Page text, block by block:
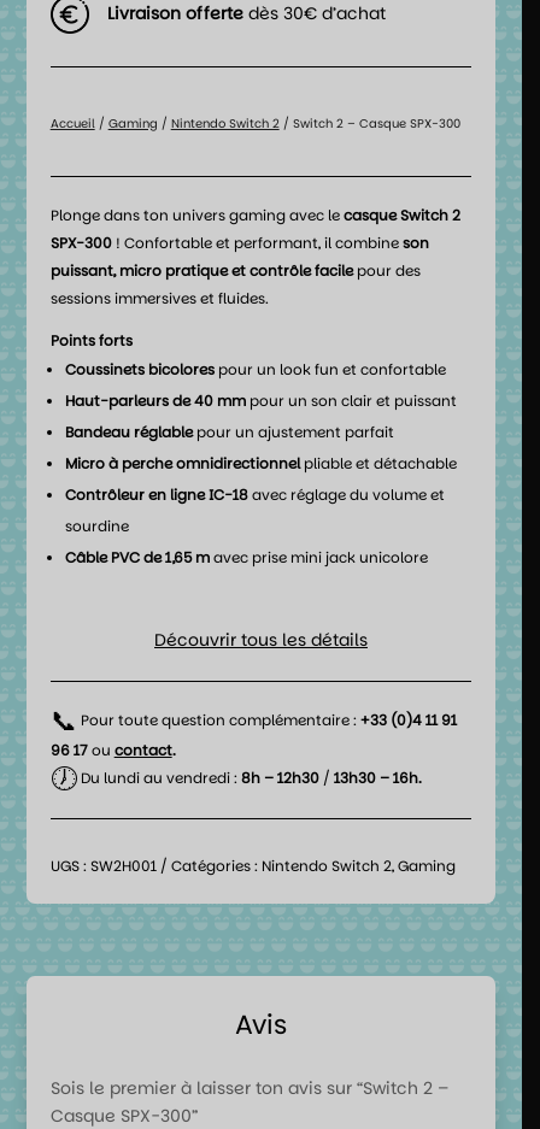
Livraison offerte dès 30€ d’achat
Accueil/ Gaming / Nintendo Switch 2/ Switch 2 – Casque SPX-300
Plonge dans ton univers gaming avec lecasque Switch 2
SPX-300! Confortable et performant, il combineson
puissant, micro pratique et contrôle facilepour des
sessions immersives et fluides.
Points forts
Coussinets bicolorespour un look fun et confortable
Haut-parleurs de 40 mmpour un son clair et puissant
Bandeau réglablepour un ajustement parfait
Micro à perche omnidirectionnelpliable et détachable
Contrôleur en ligne IC-18avec réglage du volume et
sourdine
Câble PVC de 1,65 mavec prise mini jack unicolore
Découvrir tous les détails
📞 Pour toute question complémentaire : +33 (0)4 11 91
96 17ou contact.
🕖Du lundi au vendredi : 8h – 12h30/ 13h30 – 16h.
UGS : SW2H001 Catégories : Nintendo Switch 2,Gaming
Avis
Sois le premier à laisser ton avis sur “Switch 2 –
Casque SPX-300”